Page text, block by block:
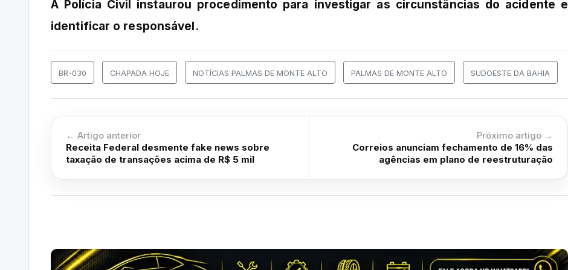
A Polícia Civil instaurou procedimento para investigar as circunstâncias do acidente e
identificar o responsável.
BR-030 CHAPADA HOJE NOTÍCIAS PALMAS DE MONTE ALTO PALMAS DE MONTE ALTO SUDOESTE DA BAHIA
← Artigo anterior
Receita Federal desmente fake news sobre
taxação de transações acima de R$ 5 mil
Próximo artigo →
Correios anunciam fechamento de 16% das
agências em plano de reestruturação